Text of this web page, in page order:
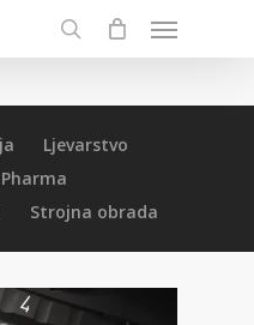
search
Menu
Ljevarstvo
Strojna obrada